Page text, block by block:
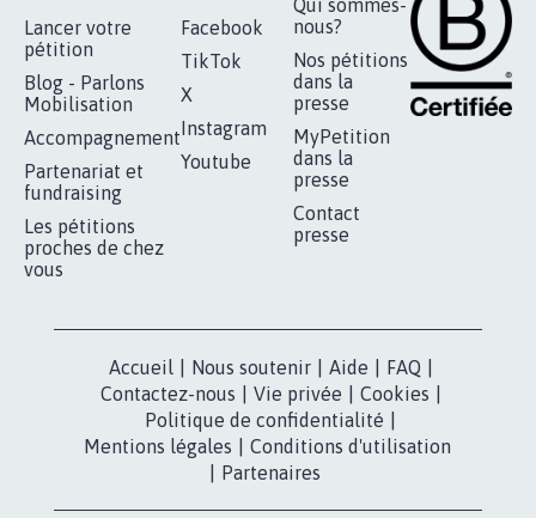
Lancer votre
pétition
Blog - Parlons
Mobilisation
Accompagnement
Partenariat et
fundraising
Les pétitions
proches de chez
vous
Facebook
TikTok
X
Instagram
Youtube
Qui sommes-
nous?
Nos pétitions
dans la
presse
MyPetition
dans la
presse
Contact
presse
Accueil Nous soutenir Aide FAQ
Contactez-nous
Vie privée Cookies
Politique de confidentialité
Mentions légales
Conditions d'utilisation
Partenaires